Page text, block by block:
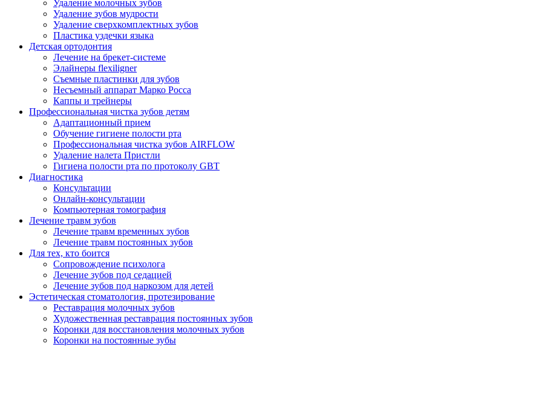
Удаление молочных зубов
Удаление зубов мудрости
Удаление сверхкомплектных зубов
Пластика уздечки языка
Детская ортодонтия
Лечение на брекет-системе
Элайнеры flexiligner
Съемные пластинки для зубов
Несъемный аппарат Марко Росса
Каппы и трейнеры
Профессиональная чистка зубов детям
Адаптационный прием
Обучение гигиене полости рта
Профессиональная чистка зубов AIRFLOW
Удаление налета Пристли
Гигиена полости рта по протоколу GBT
Диагностика
Консультации
Онлайн-консультации
Компьютерная томография
Лечение травм зубов
Лечение травм временных зубов
Лечение травм постоянных зубов
Для тех, кто боится
Сопровождение психолога
Лечение зубов под седацией
Лечение зубов под наркозом для детей
Эстетическая стоматология, протезирование
Реставрация молочных зубов
Художественная реставрация постоянных зубов
Коронки для восстановления молочных зубов
Коронки на постоянные зубы